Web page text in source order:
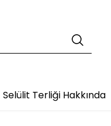
Selülit Terliği Hakkında